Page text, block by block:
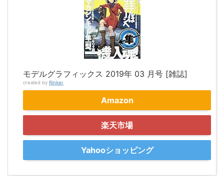
モデルグラフィックス 2019年 03 月号 [雑誌]
created by Rinker
Amazon
楽天市場
Yahooショッピング